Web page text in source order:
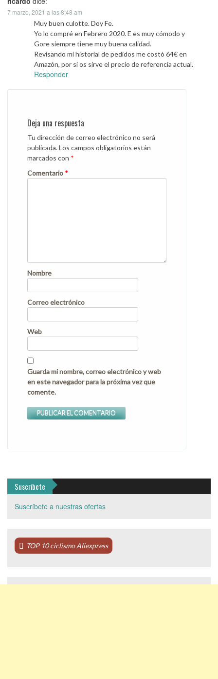
7 marzo, 2021 a las 8:48 am
Muy buen culotte. Doy Fe.
Yo lo compré en Febrero 2020. E es muy cómodo y
Gore siempre tiene muy buena calidad.
Revisando mi historial de pedidos me costó 64€ en
Amazón, por si os sirve el precio de referencia actual.
Responder
Deja una respuesta
Tu dirección de correo electrónico no será
publicada.Los campos obligatorios están
marcados con *
Comentario *
Nombre
Correo electrónico
Web
Guarda mi nombre, correo electrónico y web
en este navegador para la próxima vez que
comente.
Suscríbete
Suscríbete a nuestras ofertas
TOP 10 ciclismo Aliexpress